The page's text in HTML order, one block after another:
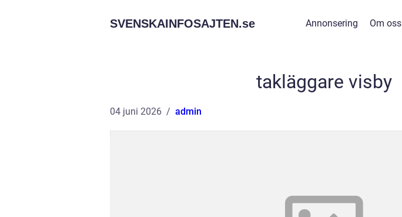
SVENSKAINFOSAJTEN.se Annonsering Om oss
takläggare visby
04 juni 2026 admin